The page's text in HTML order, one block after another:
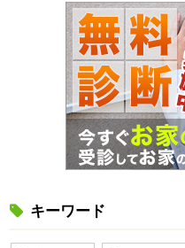
キーワード